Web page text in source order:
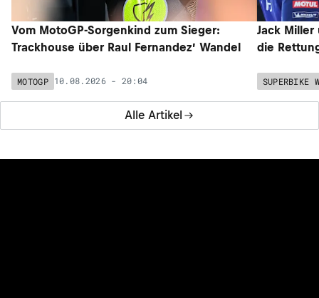
Alle Artikel
Vom MotoGP-Sorgenkind zum Sieger:
Trackhouse über Raul Fernandez’ Wandel
MOTOGP 10.08.2026 - 20:04
Jack Miller
die
SUPERBIKE